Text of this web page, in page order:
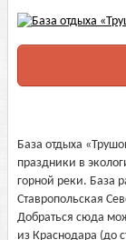
База отдыха
праздники в
горной реки. База
Ставропольская
Добраться сюда
из Краснодара (до